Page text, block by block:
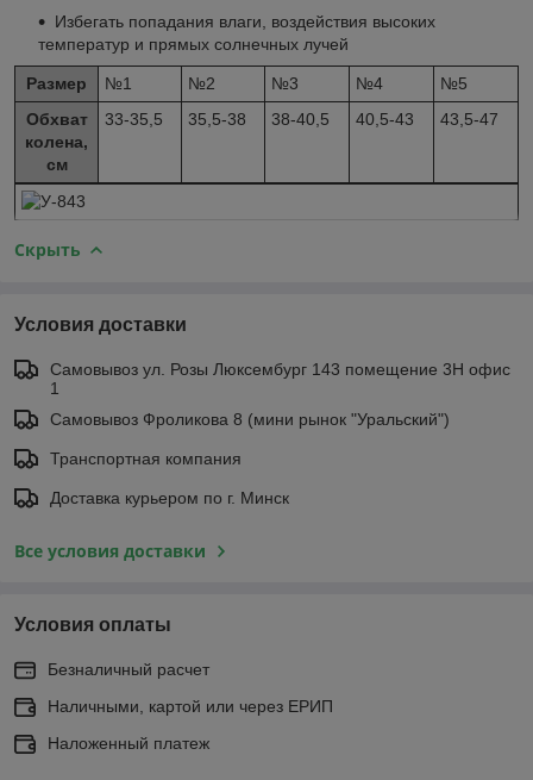
Избегать попадания влаги, воздействия высоких
температур и прямых солнечных лучей
Размер №1 №2 №3 №4
№5
Обхват
колена,
см
33-35,5 35,5-38 38-40,5 40,5-43 43,5-47
Скрыть
Условия доставки
Самовывоз ул. Розы Люксембург 143 помещение 3Н офис
1
Самовывоз Фроликова 8 (мини рынок "Уральский")
Транспортная компания
Доставка курьером по г. Минск
Все условия доставки
Условия оплаты
Безналичный расчет
Наличными, картой или через ЕРИП
Наложенный платеж